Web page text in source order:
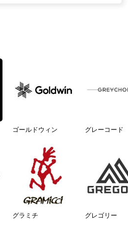
ゴールドウィン グレーコード
グラミチ グレゴリー